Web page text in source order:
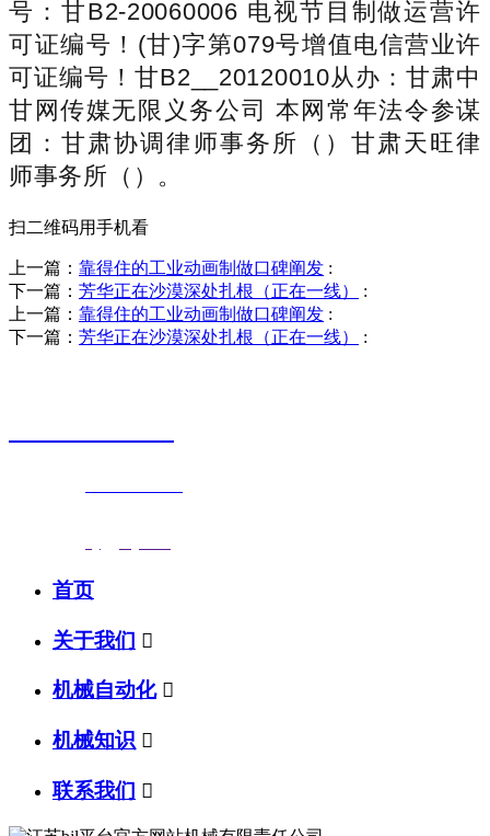
号：甘B2-20060006 电视节目制做运营许
可证编号！(甘)字第079号增值电信营业许
可证编号！甘B2__20120010从办：甘肃中
甘网传媒无限义务公司 本网常年法令参谋
团：甘肃协调律师事务所（）甘肃天旺律
师事务所（）。
扫二维码用手机看
上一篇： 靠得住的工业动画制做口碑阐发 :
下一篇： 芳华正在沙漠深处扎根（正在一线）
:
上一篇： 靠得住的工业动画制做口碑阐发 :
下一篇： 芳华正在沙漠深处扎根（正在一线） :
首页
关于我们 
机械自动化 
机械知识 
联系我们 